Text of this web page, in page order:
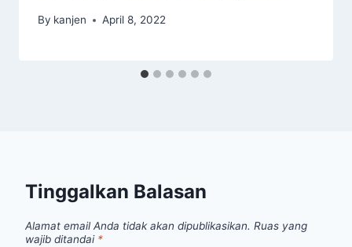
By kanjen April 8, 2022
Tinggalkan Balasan
Alamat email Anda tidak akan dipublikasikan. Ruas yang
wajib ditandai *